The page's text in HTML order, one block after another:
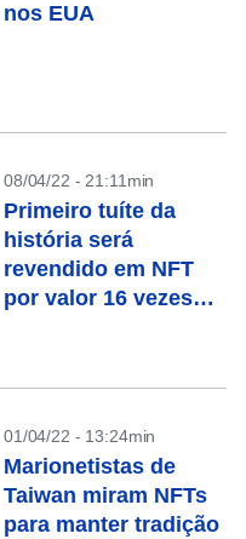
nos EUA
08/04/22 - 21:11min
Primeiro tuíte da
história será
revendido em NFT
por valor 16 vezes
01/04/22 - 13:24min
Marionetistas de
Taiwan miram NFTs
para manter tradição